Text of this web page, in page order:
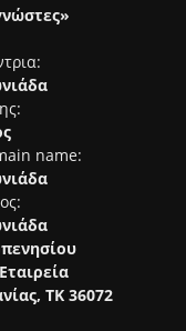
name:
ΤΚ 36072